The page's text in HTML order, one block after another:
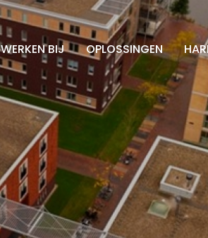
WERKEN BIJ OPLOSSINGEN